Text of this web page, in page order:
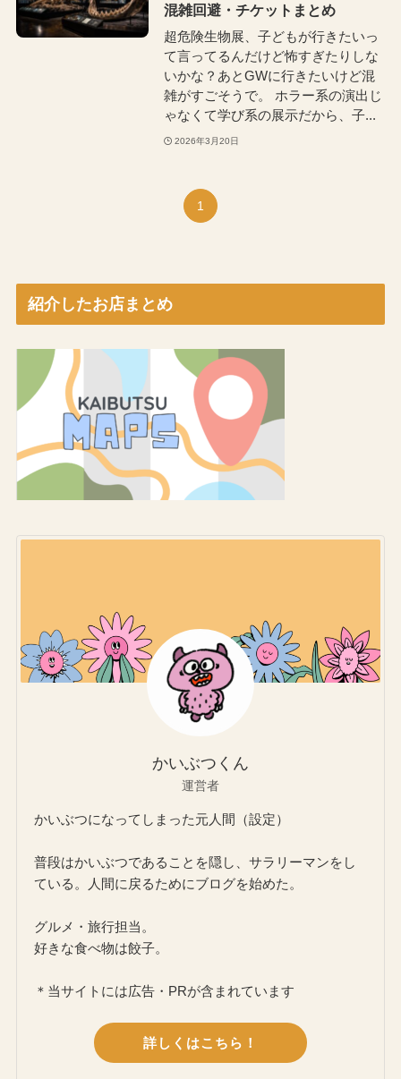
混雑回避・チケットまとめ
超危険生物展、子どもが行きたいっ
て言ってるんだけど怖すぎたりしな
いかな？あとGWに行きたいけど混
雑がすごそうで。 ホラー系の演出じ
ゃなくて学び系の展示だから、子...
2026年3月20日
1
紹介したお店まとめ
かいぶつくん
運営者
かいぶつになってしまった元人間（設定）
普段はかいぶつであることを隠し、サラリーマンをし
ている。人間に戻るためにブログを始めた。
グルメ・旅行担当。
好きな食べ物は餃子。
＊当サイトには広告・PRが含まれています
詳しくはこちら！